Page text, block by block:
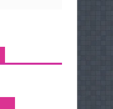
Torres Piña